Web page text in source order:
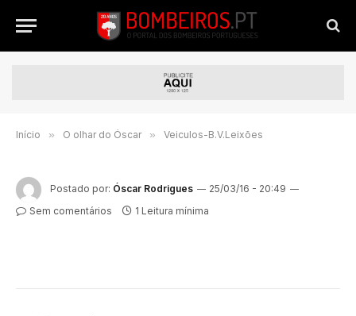
Início » O olhar do Óscar » Veiculos-B.V.Leixões
Postado por: Óscar Rodrigues
25/03/16 - 20:49
Sem comentários
1 Leitura mínima